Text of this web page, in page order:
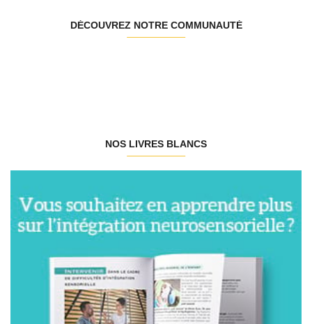
DÉCOUVREZ NOTRE COMMUNAUTÉ
NOS LIVRES BLANCS